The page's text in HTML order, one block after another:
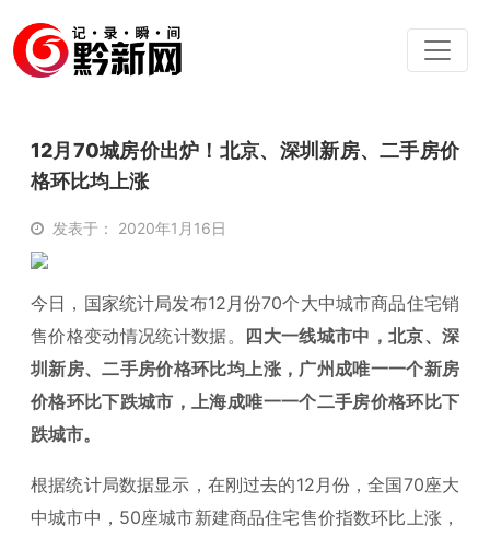
12月70城房价出炉！北京、深圳新房、二手房价
格环比均上涨
发表于： 2020年1月16日
今日，国家统计局发布12月份70个大中城市商品住宅销
售价格变动情况统计数据。 四大一线城市中，北京、深
圳新房、二手房价格环比均上涨，广州成唯一一个新房
价格环比下跌城市，上海成唯一一个二手房价格环比下
跌城市。
根据统计局数据显示，在刚过去的12月份，全国70座大
中城市中，50座城市新建商品住宅售价指数环比上涨，